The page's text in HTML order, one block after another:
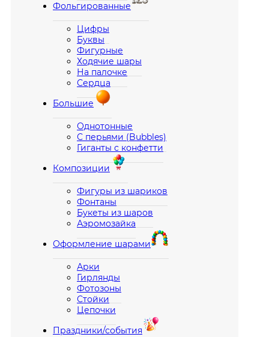
Фольгированные
Цифры
Буквы
Фигурные
Ходячие шары
На палочке
Сердца
Большие
Однотонные
С перьями (Bubbles)
Гиганты с конфетти
Композиции
Фигуры из шариков
Фонтаны
Букеты из шаров
Аэромозайка
Оформление шарами
Арки
Гирлянды
Фотозоны
Стойки
Цепочки
Праздники/события